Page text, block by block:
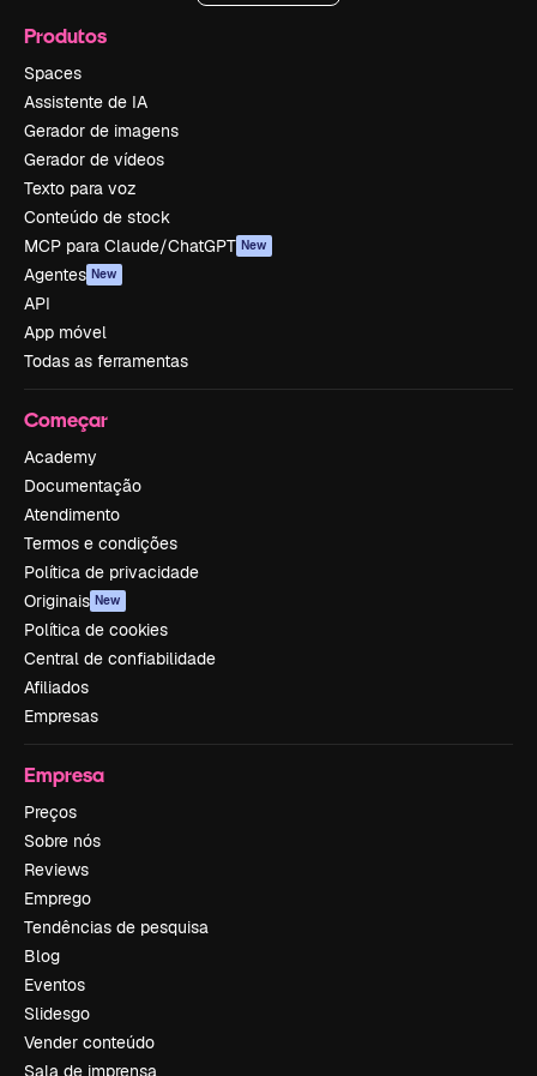
Produtos
Spaces
Assistente de IA
Gerador de imagens
Gerador de vídeos
Texto para voz
Conteúdo de stock
MCP para Claude/ChatGPT New
Agentes New
API
App móvel
Todas as ferramentas
Começar
Academy
Documentação
Atendimento
Termos e condições
Política de privacidade
Originais New
Política de cookies
Central de confiabilidade
Afiliados
Empresas
Empresa
Preços
Sobre nós
Reviews
Emprego
Tendências de pesquisa
Blog
Eventos
Slidesgo
Vender conteúdo
Sala de imprensa